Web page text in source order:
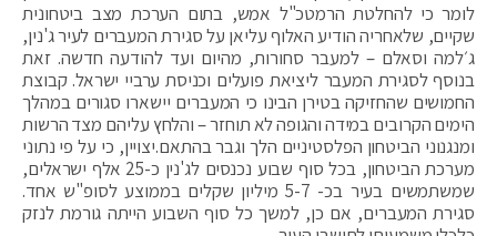
לומר כי להחלטת הרמטכ"ל אמש, בתום הערכת מצב ביטחונית
שקיים, שלאחריה הודיע האלוף עליאן על סגירת המעברים לעיר ג'נין,
ג׳למה וסאלם – למעבר סחורות, מהיום ועד להודעה חדשה. זאת
בנוסף לסגירת המעבר ליציאת פועלים וכניסת ערביי ישראל. קבוצת
החמושים שהחזיקה בטירן הבינו כי המעברים יישארו סגורים במהלך
הימים הקרובים במידה והגופה לא תוחזר – והלחץ עליהם מצד הרשות
ומנגנוני הביטחון הפלסטיניים הלך וגבר בהתאם.יצויין, כי על פי נתוני
מערכת הביטחון, בכל סוף שבוע נכנסים לג'נין כ-25 אלף ישראלים,
שמשתמשים בעיר בכ- 5-7 מיליון שקלים בממוצע לסופ"ש אחד.
סגירת המעברים, אם כן, למשך כל סוף השבוע הייתה גורמת לנזק